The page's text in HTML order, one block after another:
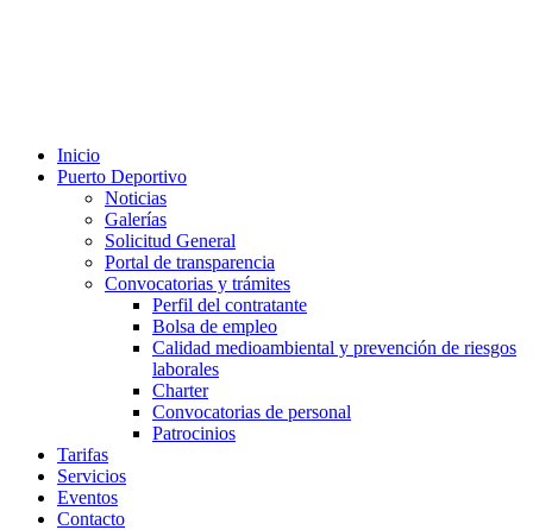
Inicio
Puerto Deportivo
Noticias
Galerías
Solicitud General
Portal de transparencia
Convocatorias y trámites
Perfil del contratante
Bolsa de empleo
Calidad medioambiental y prevención de riesgos
laborales
Charter
Convocatorias de personal
Patrocinios
Tarifas
Servicios
Eventos
Contacto